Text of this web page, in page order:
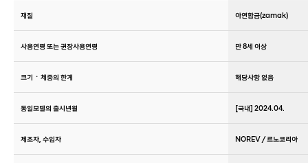
재질 아연합금(zamak)
사용연령 또는 권장사용연령 만 8세 이상
크기ㆍ체중의 한계 해당사항 없음
동일모델의 출시년월 [국내] 2024.04.
제조자, 수입자 NOREV / 르노코리아